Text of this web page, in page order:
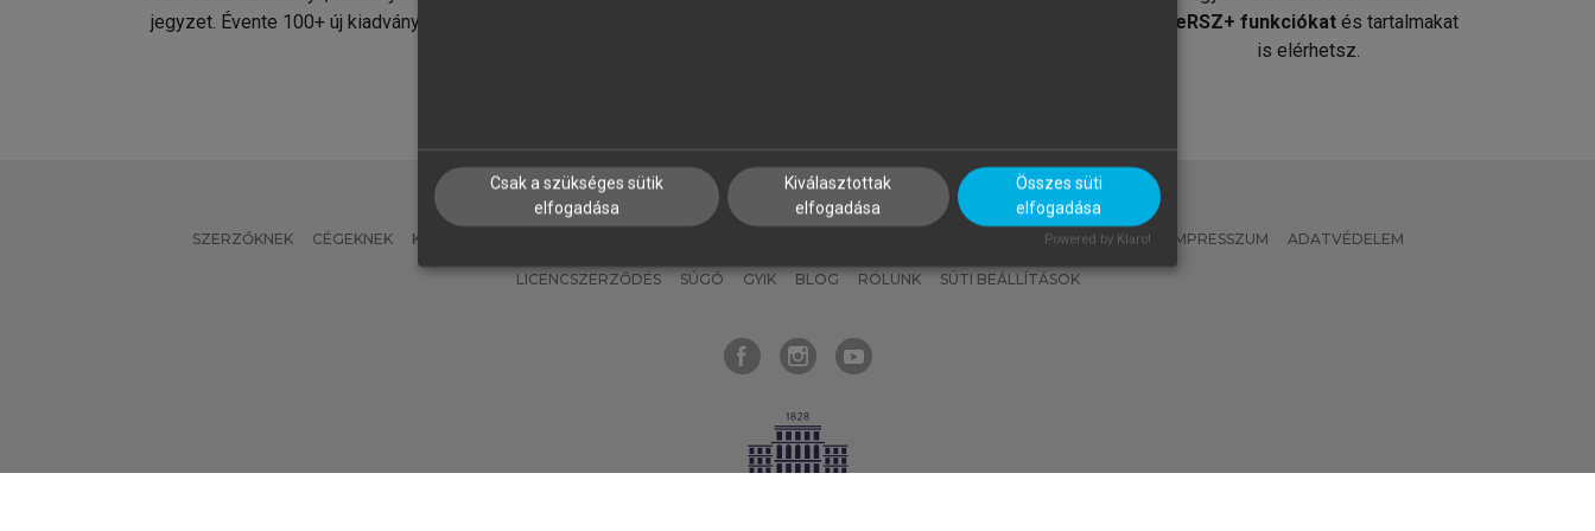
jegyzet. Évente 100+ új kiadvány.
MeRSZ+ funkciókat és tartalmakat
is elérhetsz.
SZERZŐKNEK CÉGEKNEK KÖNYVTÁROSOKNAK MI – ÁLTALÁNOS IRÁNYELVEK IMPRESSZUM ADATVÉDELEM
LICENCSZERZŐDÉS SÚGÓ GYIK BLOG RÓLUNK SÜTI BEÁLLÍTÁSOK
Csak a szükséges sütik
elfogadása
Kiválasztottak
elfogadása
Összes süti
elfogadása
Powered by Klaro!